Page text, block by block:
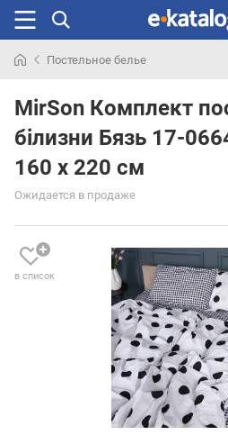
раньше
Постельное белье
MirSon Комплект
білизни Бязь 17-
160 x 220 см
Ожидается в продаже
в список